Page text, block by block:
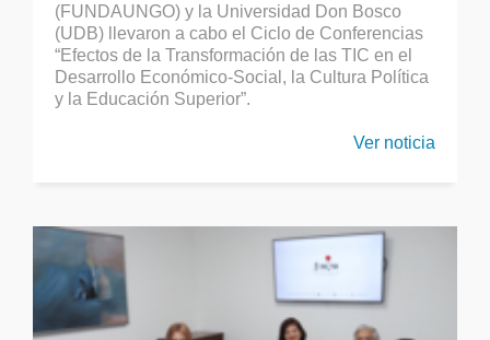
(FUNDAUNGO) y la Universidad Don Bosco
(UDB) llevaron a cabo el Ciclo de Conferencias
“Efectos de la Transformación de las TIC en el
Desarrollo Económico-Social, la Cultura Política
y la Educación Superior”.
Ver noticia